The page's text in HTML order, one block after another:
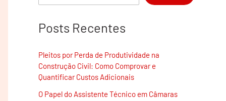
Posts Recentes
Pleitos por Perda de Produtividade na
Construção Civil: Como Comprovar e
Quantificar Custos Adicionais
O Papel do Assistente Técnico em Câmaras